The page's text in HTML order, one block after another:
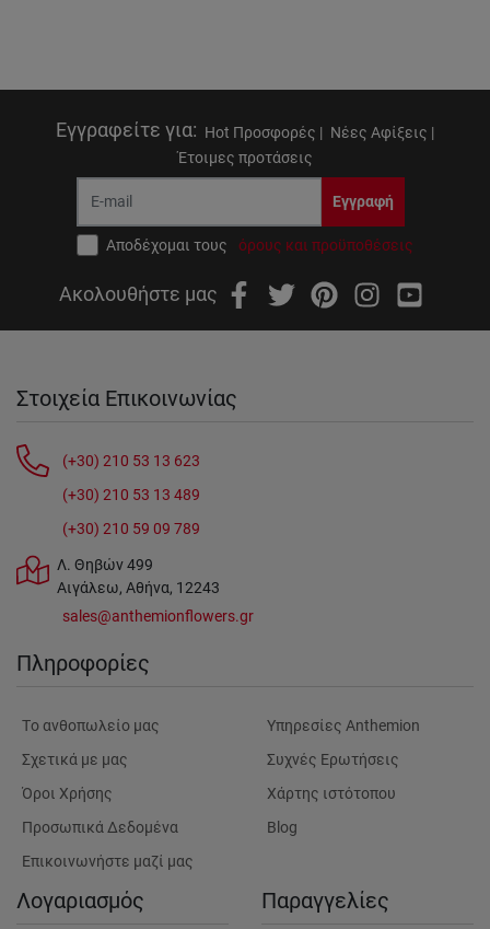
Εγγραφείτε για: Hot Προσφορές | Νέες Αφίξεις |
Έτοιμες προτάσεις
Εγγραφή
Αποδέχομαι τους όρους και προϋποθέσεις
Ακολουθήστε μας
Στοιχεία Επικοινωνίας
(+30) 210 53 13 623
(+30) 210 53 13 489
(+30) 210 59 09 789
Λ. Θηβών 499
Αιγάλεω, Αθήνα, 12243
sales@anthemionflowers.gr
Πληροφορίες
Tο ανθοπωλείο μας
Σχετικά με μας
Όροι Χρήσης
Προσωπικά Δεδομένα
Επικοινωνήστε μαζί μας
Υπηρεσίες Anthemion
Συχνές Ερωτήσεις
Χάρτης ιστότοπου
Blog
Λογαριασμός Παραγγελίες